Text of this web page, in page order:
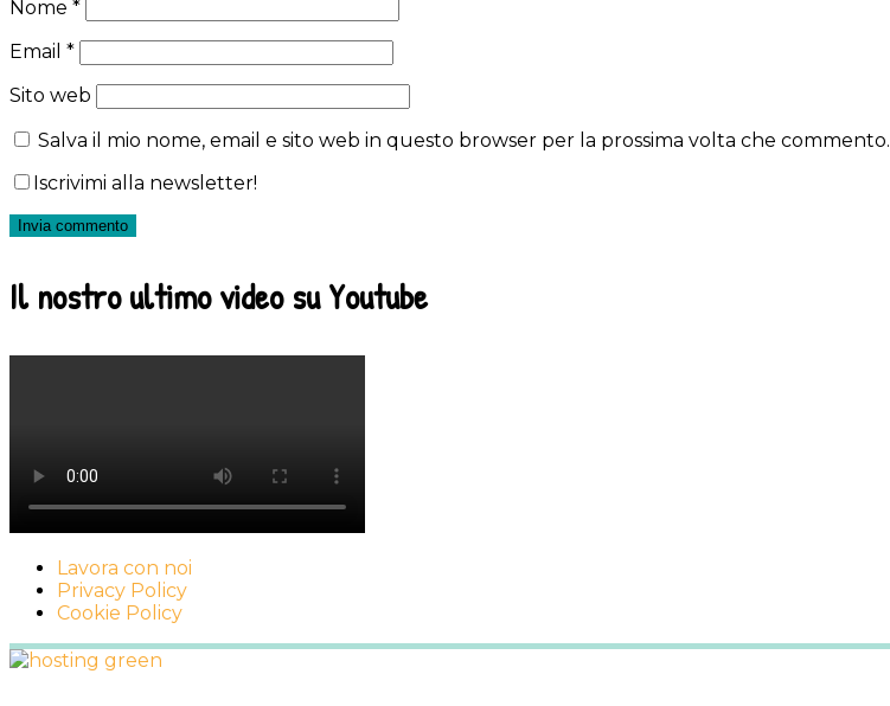
Nome *
Email *
Sito web
Salva il mio nome, email e sito web in questo browser per la prossima volta che commento.
Iscrivimi alla newsletter!
Il nostro ultimo video su Youtube
Lavora con noi
Privacy Policy
Cookie Policy
Footer